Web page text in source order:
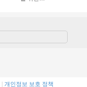
| 개인정보 보호 정책